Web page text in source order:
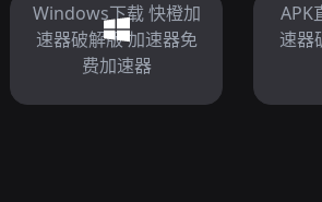
Windows下载 快橙加
速器破解版 加速器免
费加速器
APK
速器